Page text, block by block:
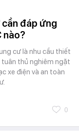
đáp ứng
nào?
cư là nhu cầu thiết
tuân thủ nghiêm ngặt
xe điện và an toàn
0